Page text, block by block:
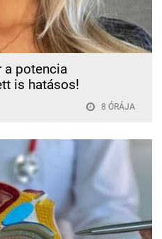
a potencia
is hatásos!
8 ÓRÁJA